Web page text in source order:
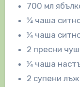
700 мл
¼ чаша
¼ чаша
2 пресни
¼ чаша
2 супени